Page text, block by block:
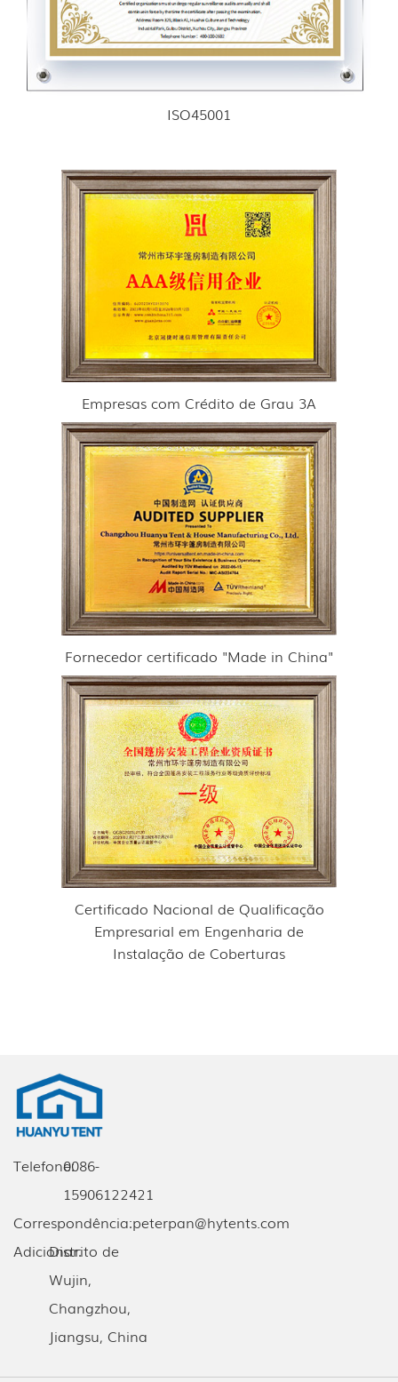
ISO45001
Empresas com Crédito de Grau 3A
Fornecedor certificado "Made in China"
Certificado Nacional de Qualificação
Empresarial em Engenharia de
Instalação de Coberturas
Adicionar:Distrito de
Wujin,
Changzhou,
Jiangsu, China
Telefone:0086-
15906122421
Correspondência:peterpan@hytents.com